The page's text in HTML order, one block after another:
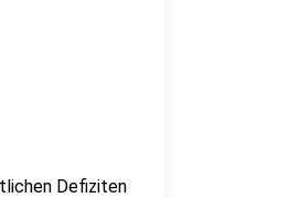
Defiziten